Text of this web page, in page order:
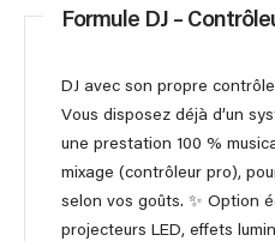
Formule DJ –
DJ avec son propre
Vous disposez déjà d’un
une prestation 100 %
mixage (contrôleur pro),
selon vos goûts. ✨ Option
projecteurs LED, effets